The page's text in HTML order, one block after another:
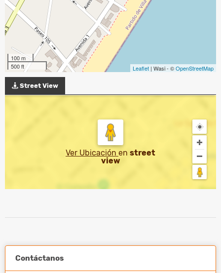
100 m
500 ft
Leaflet | Wasi - ©OpenStreetMap
Street View
Ver Ubicación en street
view
Contáctanos